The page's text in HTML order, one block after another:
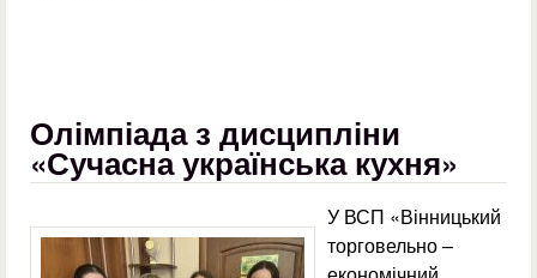
Олімпіада з дисципліни
«Сучасна українська кухня»
У ВСП «Вінницький
торговельно –